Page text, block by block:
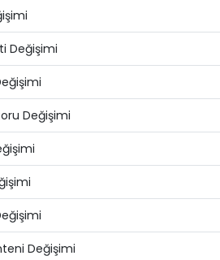
Değişimi
Değişimi
Değişimi